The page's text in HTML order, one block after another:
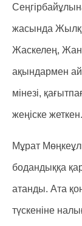
жасында
Жаскелең,
ақындармен
мінезі,
жеңіске жеткен.
Мұрат
бодандыққа
атанды. Ата
түскеніне